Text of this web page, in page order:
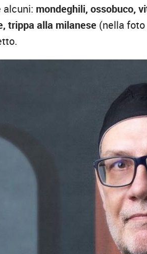
alcuni: mondeghili, ossobuco,
trippa alla milanese (nella